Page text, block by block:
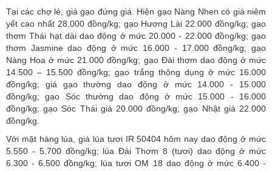
Tại các chợ lẻ, giá gạo đứng giá. Hiện gạo Nàng Nhen có giá niêm
yết cao nhất 28.000 đồng/kg; gạo Hương Lài 22.000 đồng/kg; gạo
thơm Thái hạt dài dao động ở mức 20.000 - 22.000 đồng/kg; gạo
thơm Jasmine dao động ở mức 16.000 - 17.000 đồng/kg; gạo
Nàng Hoa ở mức 21.000 đồng/kg; gạo Đài thơm dao động ở mức
14.500 – 15.500 đồng/kg; gạo trắng thông dụng ở mức 16.000
đồng/kg; giá gạo thường dao động ở mức 14.000 - 15.000
đồng/kg; gạo Sóc thường dao động ở mức 15.000 - 16.000
đồng/kg; gạo Sóc Thái giá 20.000 đồng/kg; gạo Nhật giá 22.000
đồng/kg.
Với mặt hàng lúa, giá lúa tươi IR 50404 hôm nay dao động ở mức
5.550 - 5.700 đồng/kg; lúa Đài Thơm 8 (tươi) dao động ở mức
6.300 - 6.500 đồng/kg; lúa tươi OM 18 dao động ở mức 6.400 -